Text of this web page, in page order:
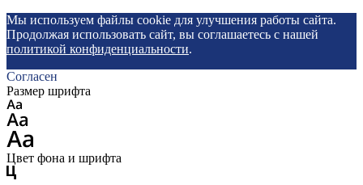
Мы используем файлы cookie для улучшения работы сайта.
Продолжая использовать сайт, вы соглашаетесь с нашей
политикой конфиденциальности.
Согласен
Размер шрифта
Цвет фона и шрифта